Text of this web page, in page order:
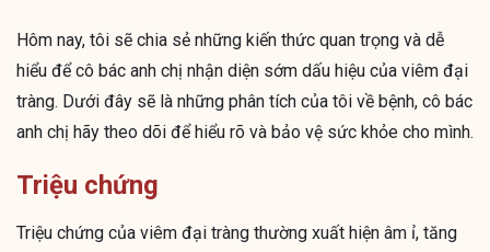
Hôm nay, tôi sẽ chia sẻ những kiến thức quan trọng và dễ
hiểu để cô bác anh chị nhận diện sớm dấu hiệu của viêm đại
tràng. Dưới đây sẽ là những phân tích của tôi về bệnh, cô bác
anh chị hãy theo dõi để hiểu rõ và bảo vệ sức khỏe cho mình.
Triệu chứng
Triệu chứng của viêm đại tràng thường xuất hiện âm ỉ, tăng